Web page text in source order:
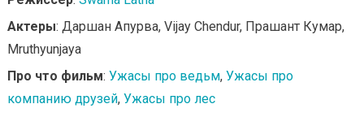
Актеры: Даршан Апурва, Vijay Chendur, Прашант Кумар,
Mruthyunjaya
Про что фильм: Ужасы про ведьм, Ужасы про
компанию друзей, Ужасы про лес